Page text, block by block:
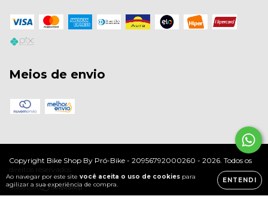
Ao navegar por este site você aceita o uso de cookies para
agilizar a sua experiência de compra.
ENTENDI
Meios de envio
Copyright Bike Shop By Pró-Bike - 20956792000260 - 2026. Todos os
direitos reservados.